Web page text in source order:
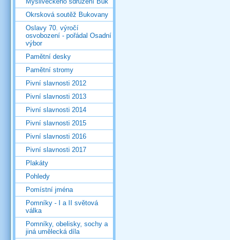
Okrsková soutěž Bukovany
Oslavy 70. výročí
osvobození - pořádal Osadní
výbor
Pamětní desky
Pamětní stromy
Pivní slavnosti 2012
Pivní slavnosti 2013
Pivní slavnosti 2014
Pivní slavnosti 2015
Pivní slavnosti 2016
Pivní slavnosti 2017
Plakáty
Pohledy
Pomístní jména
Pomníky - I a II světová
válka
Pomníky, obelisky, sochy a
jiná umělecká díla